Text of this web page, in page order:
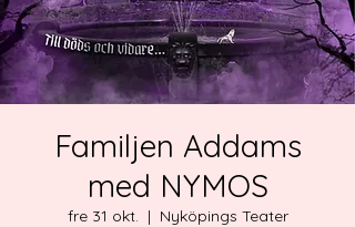
Familjen Addams
med NYMOS
fre 31 okt.
  |
Nyköpings Teater